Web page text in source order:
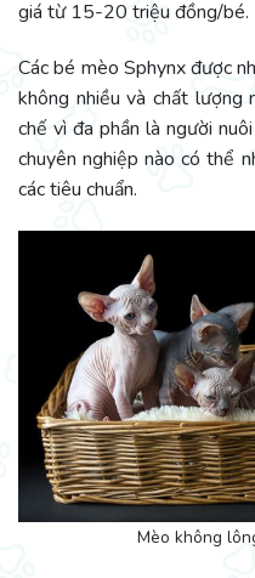
giá từ 15-20 triệu đồng/bé.
Các bé mèo Sphynx được
không nhiều và chất lượng
chế vì đa phần là người
chuyên nghiệp nào có thể
các tiêu chuẩn.
Mèo không